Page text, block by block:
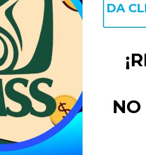
DA
NO